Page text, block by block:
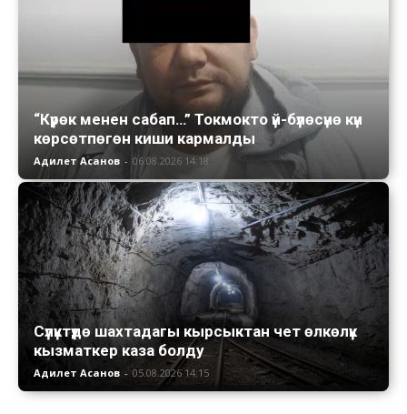
“Күрөк менен сабап…” Токмокто үй-бүлөсүнө күн
көрсөтпөгөн киши кармалды
Адилет Асанов - 06.08.2026 14:18
Сүлүктүдө шахтадагы кырсыктан чет өлкөлүк
кызматкер каза болду
Адилет Асанов - 05.08.2026 14:15